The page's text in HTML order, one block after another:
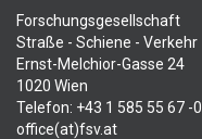
Forschungsgesellschaft
Straße - Schiene - Verkehr
Ernst-Melchior-Gasse 24
1020 Wien
Telefon: +43 1 585 55 67 -0
office(at)fsv.at